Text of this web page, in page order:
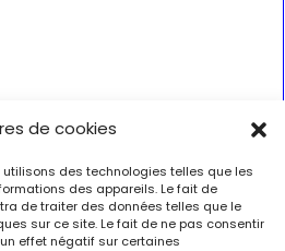
de cookies
utilisons des technologies telles que les
des appareils. Le fait de
de traiter des données telles que le
sur ce site. Le fait de ne pas consentir
effet négatif sur certaines
de ce grand